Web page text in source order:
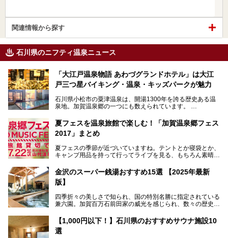
関連情報から探す
石川県のニフティ温泉ニュース
「大江戸温泉物語 あわづグランドホテル」は大江
戸三つ星バイキング・温泉・キッズパークが魅力
石川県小松市の粟津温泉は、開湯1300年を誇る歴史ある温
泉地。加賀温泉郷の一つにも数えられています。
その粟津温泉に建つ「大江戸温泉物語 あわづグランドホテ
ル」（以下、あわづグランドホテル）は客室数97室のホテ
ルで、昨年2024年12月に露天風呂を新設。充実したキッズ
2025年7月からは「大江戸三つ星バイキング」がスタート！
───
提供元：大江戸温泉物語ホテルズ＆リゾーツ株式会社【P
この記事は大江戸温泉物語 あわづグランドホテルのPR記事
です。
夏フェスを温泉旅館で楽しむ！「加賀温泉郷フェス
2017」まとめ
夏フェスの季節が近づいていますね。テントとか寝袋とか、
キャンプ用品を持って行ってライブを見る、もちろん素晴ら
いやでもね、暑いし汗や砂埃でドロドロになるしうるさくて
夜は寝られないし、若い時はそういうのが良かったんですけ
今、もうちょっと気楽なフェスはないかな、と探してたらあ
りましたよ！
「加賀温泉郷フェス 2017」が石川県・山代温泉の瑠璃光を
全館貸し切って開催！
金沢のスーパー銭湯おすすめ15選 【2025年最新
版】
四季折々の美しさで知られ、国の特別名勝に指定されている
兼六園。加賀百万石前田家の威光を感じられ、数々の歴史的
ア。国内でも特に人気の観光地の1つです。北陸新幹線で東
京から約2時間30分と、首都圏からアクセスしやすい立地も
魅力ですね。
【1,000円以下！】石川県のおすすめサウナ施設10
選